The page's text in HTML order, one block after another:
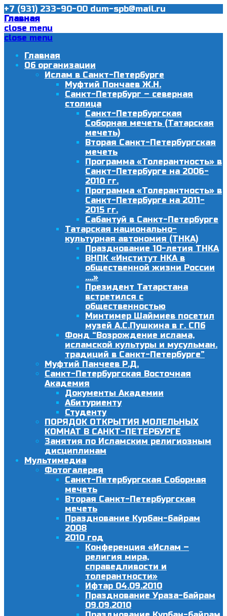
+7 (931) 233-90-00 dum-spb@mail.ru
Главная
close menu
close menu
Главная
Об организации
Ислам в Санкт-Петербурге
Муфтий Пончаев Ж.Н.
Санкт-Петербург – северная
столица
Санкт-Петербургская
Соборная мечеть (Татарская
мечеть)
Вторая Санкт-Петербургская
мечеть
Программа «Толерантность» в
Санкт-Петербурге на 2006-
2010 гг.
Программа «Толерантность» в
Санкт-Петербурге на 2011-
2015 гг.
Сабантуй в Санкт-Петербурге
Татарская национально-
культурная автономия (ТНКА)
Празднование 10-летия ТНКА
ВНПК «Институт НКА в
общественной жизни России
….»
Президент Татарстана
встретился с
общественностью
Минтимер Шаймиев посетил
музей А.С.Пушкина в г. СПб
Фонд “Возрождение ислама,
исламской культуры и мусульман.
традиций в Санкт-Петербурге”
Муфтий Панчеев Р.Д.
Санкт-Петербургская Восточная
Академия
Документы Академии
Абитуриенту
Студенту
ПОРЯДОК ОТКРЫТИЯ МОЛЕЛЬНЫХ
КОМНАТ В САНКТ-ПЕТЕРБУРГЕ
Занятия по Исламским религиозным
дисциплинам
Мультимедиа
Фотогалерея
Санкт-Петербургская Соборная
мечеть
Вторая Санкт-Петербургская
мечеть
Празднование Курбан-байрам
2008
2010 год
Конференция «Ислам –
религия мира,
справедливости и
толерантности»
Ифтар 04.09.2010
Празднование Ураза-байрам
09.09.2010